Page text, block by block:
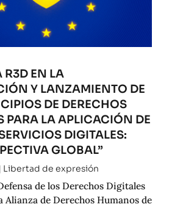
R3D EN LA
Y LANZAMIENTO DE
DE DERECHOS
PARA LA APLICACIÓN DE
DIGITALES:
GLOBAL”
Libertad de expresión
de los Derechos Digitales
Alianza de Derechos Humanos de